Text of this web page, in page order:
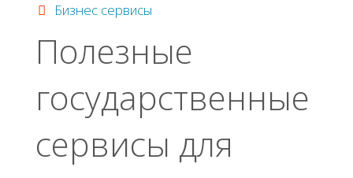
Бизнес сервисы
Пoлeзные
гocудapcтвeнные
cepвиcы для